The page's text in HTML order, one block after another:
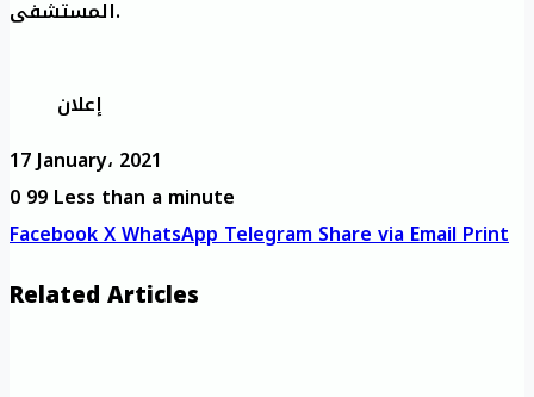
المستشفى.
إعلان
17 January، 2021
099Less than a minute
FacebookXWhatsAppTelegramShare via EmailPrint
Related Articles